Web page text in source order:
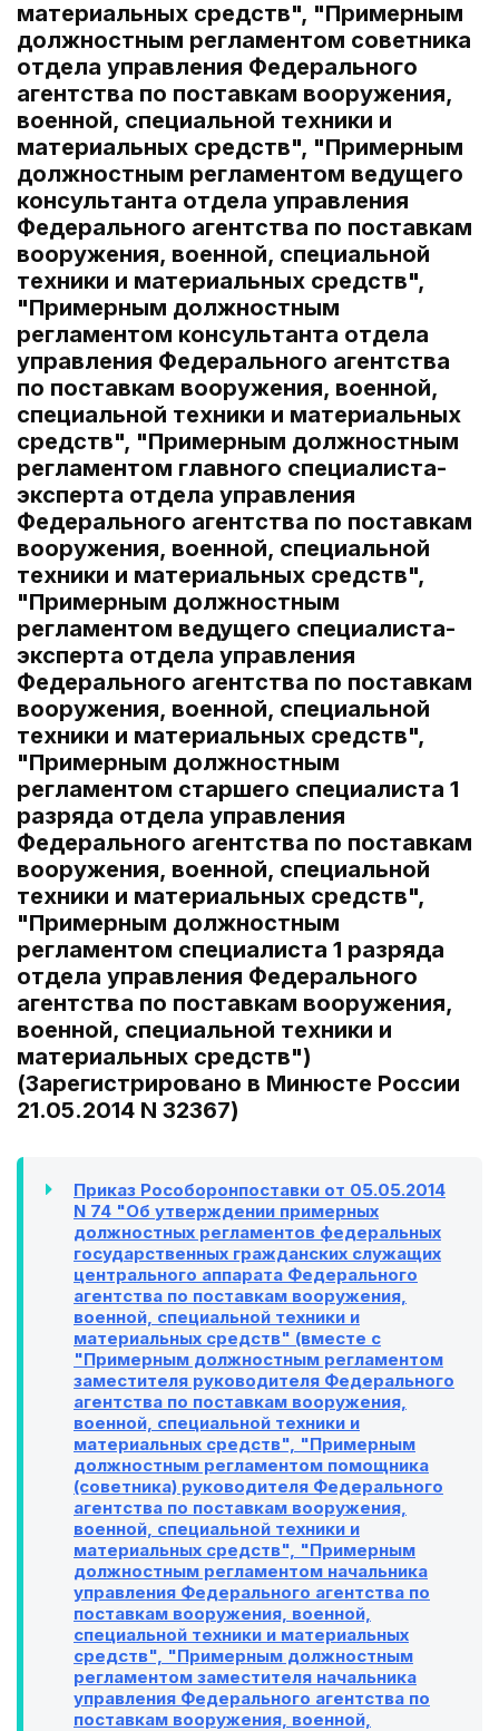
материальных средств", "Примерным
должностным регламентом советника
отдела управления Федерального
агентства по поставкам вооружения,
военной, специальной техники и
материальных средств", "Примерным
должностным регламентом ведущего
консультанта отдела управления
Федерального агентства по поставкам
вооружения, военной, специальной
техники и материальных средств",
"Примерным должностным
регламентом консультанта отдела
управления Федерального агентства
по поставкам вооружения, военной,
специальной техники и материальных
средств", "Примерным должностным
регламентом главного специалиста-
эксперта отдела управления
Федерального агентства по поставкам
вооружения, военной, специальной
техники и материальных средств",
"Примерным должностным
регламентом ведущего специалиста-
эксперта отдела управления
Федерального агентства по поставкам
вооружения, военной, специальной
техники и материальных средств",
"Примерным должностным
регламентом старшего специалиста 1
разряда отдела управления
Федерального агентства по поставкам
вооружения, военной, специальной
техники и материальных средств",
"Примерным должностным
регламентом специалиста 1 разряда
отдела управления Федерального
агентства по поставкам вооружения,
военной, специальной техники и
материальных средств")
(Зарегистрировано в Минюсте России
21.05.2014 N 32367)
Приказ Рособоронпоставки от 05.05.2014
N 74 "Об утверждении примерных
должностных регламентов федеральных
государственных гражданских служащих
центрального аппарата Федерального
агентства по поставкам вооружения,
военной, специальной техники и
материальных средств" (вместе с
"Примерным должностным регламентом
заместителя руководителя Федерального
агентства по поставкам вооружения,
военной, специальной техники и
материальных средств", "Примерным
должностным регламентом помощника
(советника) руководителя Федерального
агентства по поставкам вооружения,
военной, специальной техники и
материальных средств", "Примерным
должностным регламентом начальника
управления Федерального агентства по
поставкам вооружения, военной,
специальной техники и материальных
средств", "Примерным должностным
регламентом заместителя начальника
управления Федерального агентства по
поставкам вооружения, военной,